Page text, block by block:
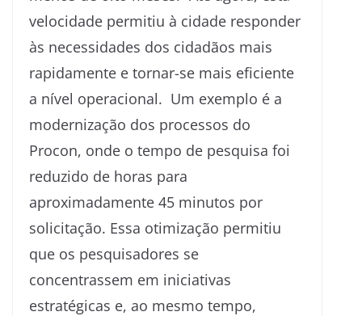
velocidade permitiu à cidade responder
às necessidades dos cidadãos mais
rapidamente e tornar-se mais eficiente
a nível operacional. Um exemplo é a
modernização dos processos do
Procon, onde o tempo de pesquisa foi
reduzido de horas para
aproximadamente 45 minutos por
solicitação. Essa otimização permitiu
que os pesquisadores se
concentrassem em iniciativas
estratégicas e, ao mesmo tempo,